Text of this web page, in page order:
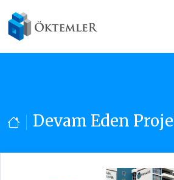
Devam Eden